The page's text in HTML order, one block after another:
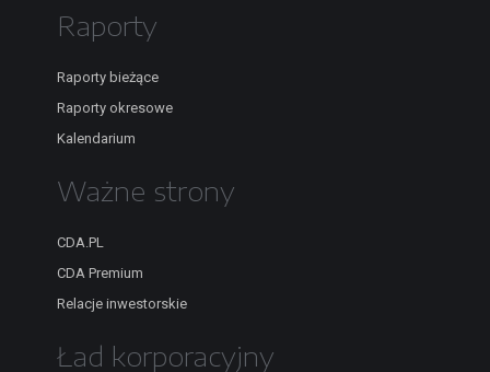
Raporty
Raporty bieżące
Raporty okresowe
Kalendarium
Ważne strony
CDA.PL
CDA Premium
Relacje inwestorskie
Ład korporacyjny